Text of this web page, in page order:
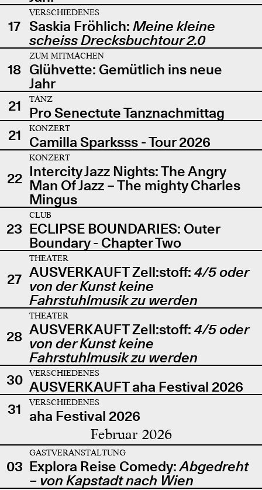
17
VERSCHIEDENES
Saskia Fröhlich: Meine kleine
scheiss Drecksbuchtour 2.0
18
ZUM MITMACHEN
Glühvette: Gemütlich ins neue
Jahr
21
TANZ
Pro Senectute Tanznachmittag
21
KONZERT
Camilla Sparksss - Tour 2026
22
KONZERT
Intercity Jazz Nights: The Angry
Man Of Jazz – The mighty Charles
Mingus
23
CLUB
ECLIPSE BOUNDARIES: Outer
Boundary - Chapter Two
27
THEATER
AUSVERKAUFT Zell:stoff: 4/5 oder
von der Kunst keine
Fahrstuhlmusik zu werden
28
THEATER
AUSVERKAUFT Zell:stoff: 4/5 oder
von der Kunst keine
Fahrstuhlmusik zu werden
30
VERSCHIEDENES
AUSVERKAUFT aha Festival 2026
31
VERSCHIEDENES
aha Festival 2026
Februar 2026
03
GASTVERANSTALTUNG
Explora Reise Comedy:Abgedreht
– von Kapstadt nach Wien